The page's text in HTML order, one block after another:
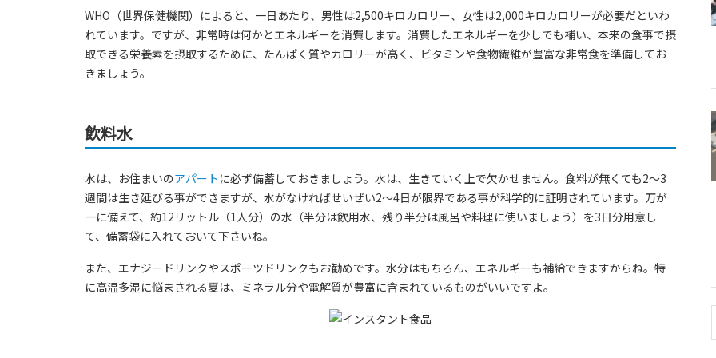
WHO（世界保健機関）によると、一日あたり、男性は2,500キロカロリー、女性は2,000キロカロリーが必要だといわ
れています。ですが、非常時は何かとエネルギーを消費します。消費したエネルギーを少しでも補い、本来の食事で摂
取できる栄養素を摂取するために、たんぱく質やカロリーが高く、ビタミンや食物繊維が豊富な非常食を準備してお
きましょう。
飲料水
水は、お住まいのアパート に必ず備蓄しておきましょう。水は、生きていく上で欠かせません。食料が無くても2～3
週間は生き延びる事ができますが、水がなければせいぜい2～4日が限界である事が科学的に証明されています。万が
一に備えて、約12リットル（1人分）の水（半分は飲用水、残り半分は風呂や料理に使いましょう）を3日分用意し
て、備蓄袋に入れておいて下さいね。
また、エナジードリンクやスポーツドリンクもお勧めです。水分はもちろん、エネルギーも補給できますからね。特
に高温多湿に悩まされる夏は、ミネラル分や電解質が豊富に含まれているものがいいですよ。